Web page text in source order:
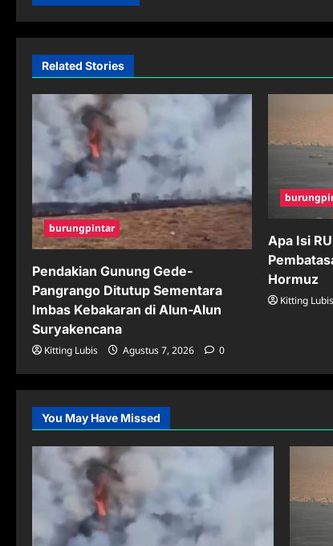
Related Stories
burungpintar
Pendakian Gunung Gede-
Pangrango Ditutup Sementara
Imbas Kebakaran di Alun-Alun
Suryakencana
Kitting Lubis Agustus 7, 2026 0
Apa Isi
Hormuz
Kitting Lubis
You May Have Missed